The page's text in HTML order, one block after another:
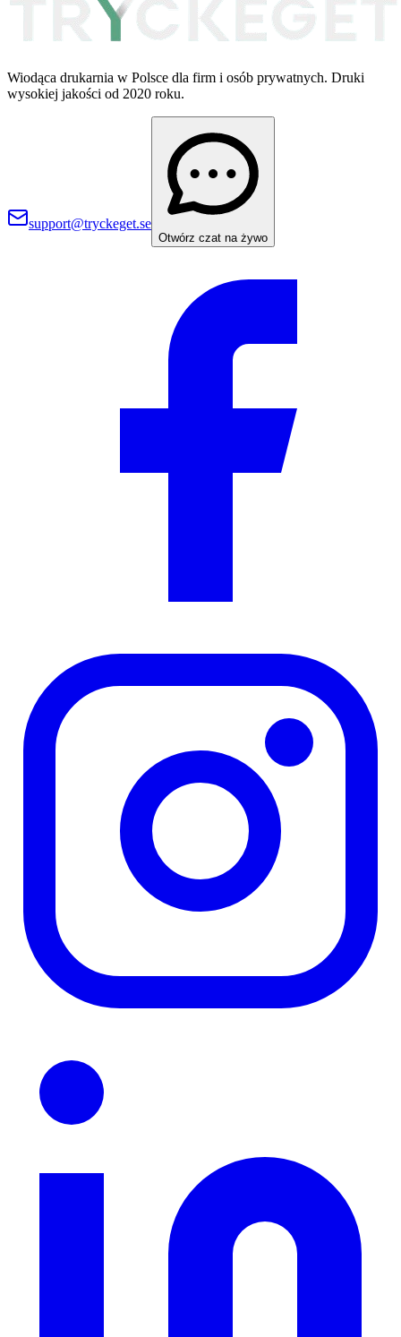
Wiodąca drukarnia w Polsce dla firm i osób prywatnych. Druki
wysokiej jakości od 2020 roku.
support@tryckeget.se
Otwórz czat na żywo